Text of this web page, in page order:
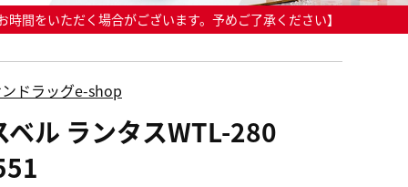
間をいただく場合がございます。予めご了承ください】
ドラッグe-shop
ベル ランタスWTL-280